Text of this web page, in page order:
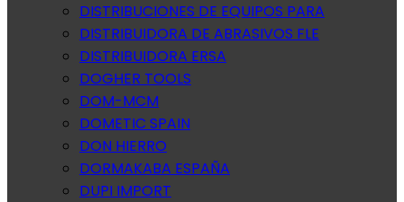
DISTRIBUCIONES DE EQUIPOS PARA
DISTRIBUIDORA DE ABRASIVOS FLE
DISTRIBUIDORA ERSA
DOGHER TOOLS
DOM-MCM
DOMETIC SPAIN
DON HIERRO
DORMAKABA ESPAÑA
DUPI IMPORT